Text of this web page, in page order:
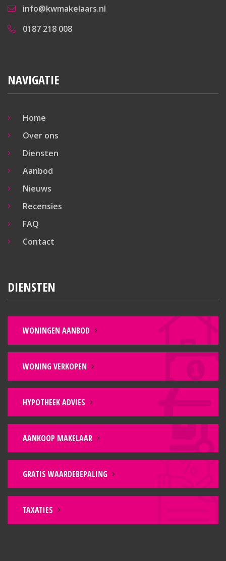
info@kwmakelaars.nl
0187 218 008
NAVIGATIE
Home
Over ons
Diensten
Aanbod
Nieuws
Recensies
FAQ
Contact
DIENSTEN
WONINGEN AANBOD
WONING VERKOPEN
HYPOTHEEK ADVIES
AANKOOP MAKELAAR
GRATIS WAARDEBEPALING
TAXATIES